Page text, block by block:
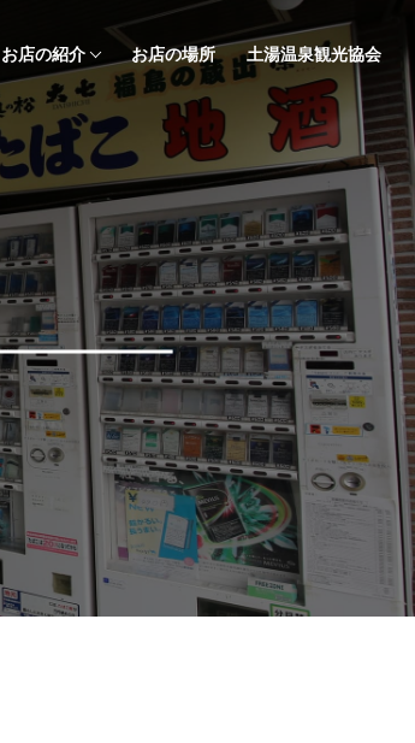
お店の紹介 お店の場所 土湯温泉観光協会